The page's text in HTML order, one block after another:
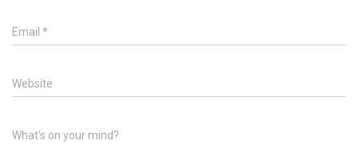
Email *
Website
What's on your mind?